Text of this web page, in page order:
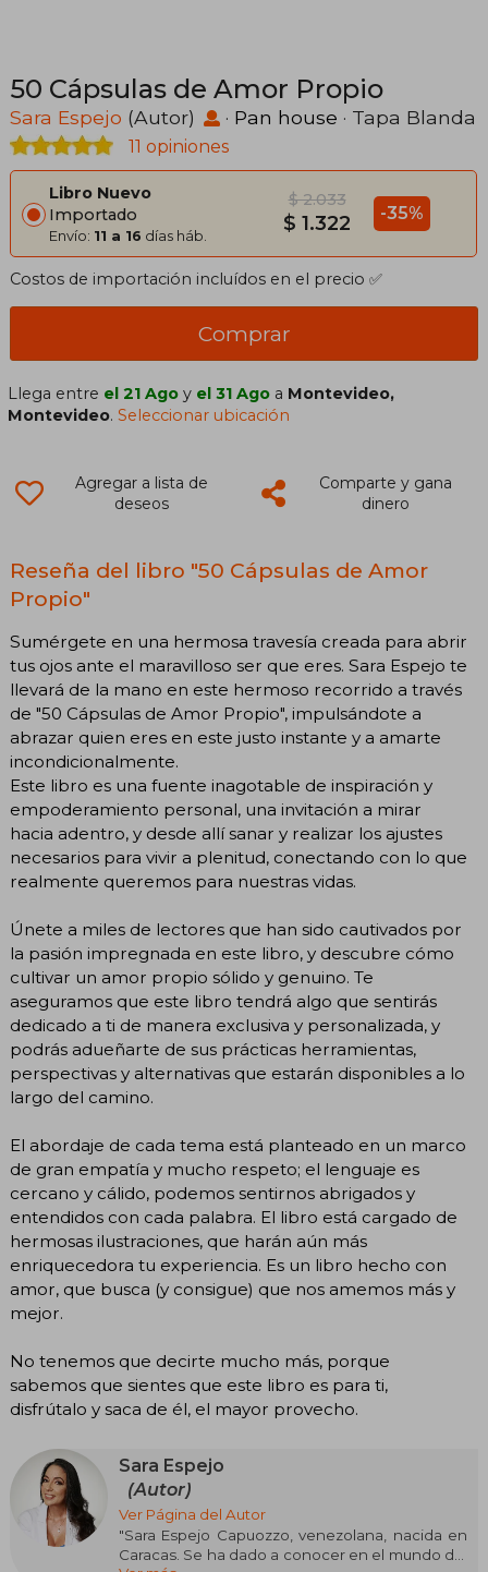
50 Cápsulas de Amor Propio
Sara Espejo (Autor) · Pan house · Tapa Blanda
11 opiniones
Libro Nuevo
Importado
Envío: 11 a 16 días háb.
$ 2.033
$ 1.322 -35%
Costos de importación incluídos en el precio ✅
Comprar
Llega entre el 21 Ago y el 31 Ago a Montevideo,
Montevideo.Seleccionar ubicación
Agregar a lista de
deseos
Comparte y gana
dinero
Reseña del libro "50 Cápsulas de Amor
Propio"
Sumérgete en una hermosa travesía creada para abrir
tus ojos ante el maravilloso ser que eres. Sara Espejo te
llevará de la mano en este hermoso recorrido a través
de "50 Cápsulas de Amor Propio", impulsándote a
abrazar quien eres en este justo instante y a amarte
incondicionalmente.
Este libro es una fuente inagotable de inspiración y
empoderamiento personal, una invitación a mirar
hacia adentro, y desde allí sanar y realizar los ajustes
necesarios para vivir a plenitud, conectando con lo que
realmente queremos para nuestras vidas.
Únete a miles de lectores que han sido cautivados por
la pasión impregnada en este libro, y descubre cómo
cultivar un amor propio sólido y genuino. Te
aseguramos que este libro tendrá algo que sentirás
dedicado a ti de manera exclusiva y personalizada, y
podrás adueñarte de sus prácticas herramientas,
perspectivas y alternativas que estarán disponibles a lo
largo del camino.
El abordaje de cada tema está planteado en un marco
de gran empatía y mucho respeto; el lenguaje es
cercano y cálido, podemos sentirnos abrigados y
entendidos con cada palabra. El libro está cargado de
hermosas ilustraciones, que harán aún más
enriquecedora tu experiencia. Es un libro hecho con
amor, que busca (y consigue) que nos amemos más y
mejor.
No tenemos que decirte mucho más, porque
sabemos que sientes que este libro es para ti,
disfrútalo y saca de él, el mayor provecho.
Sara Espejo
(Autor)
Ver Página del Autor
"Sara Espejo Capuozzo, venezolana, nacida en
Caracas. Se ha dado a conocer en el mundo del